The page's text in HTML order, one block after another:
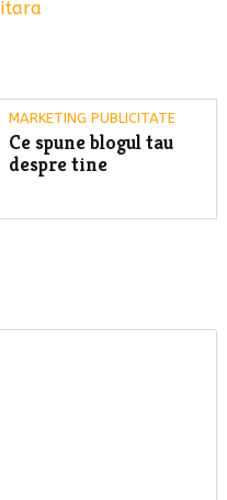
MARKETING PUBLICITATE
Ce spune blogul tau
despre tine